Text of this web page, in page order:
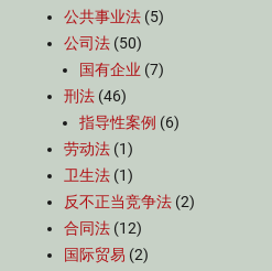
公共事业法 (5)
公司法 (50)
国有企业 (7)
刑法 (46)
指导性案例 (6)
劳动法 (1)
卫生法 (1)
反不正当竞争法 (2)
合同法 (12)
国际贸易 (2)